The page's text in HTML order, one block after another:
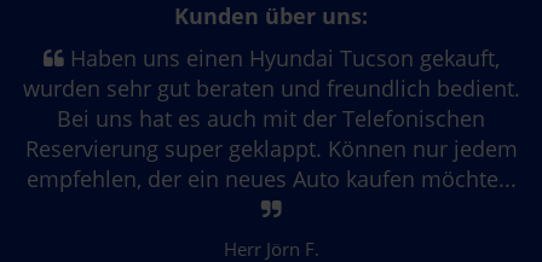
Kunden über uns:
Haben uns einen Hyundai Tucson gekauft,
wurden sehr gut beraten und freundlich bedient.
Bei uns hat es auch mit der Telefonischen
Reservierung super geklappt. Können nur jedem
empfehlen, der ein neues Auto kaufen möchte...
Herr Jörn F.